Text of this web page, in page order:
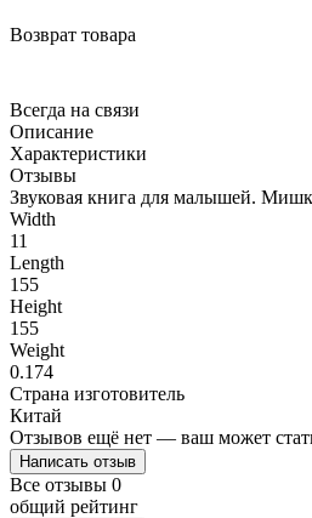
Возврат товара
Всегда на связи
Описание
Характеристики
Отзывы
Звуковая книга для малышей.
Width
11
Length
155
Height
155
Weight
0.174
Страна изготовитель
Китай
Отзывов ещё нет — ваш может
Написать отзыв
Все отзывы 0
общий рейтинг